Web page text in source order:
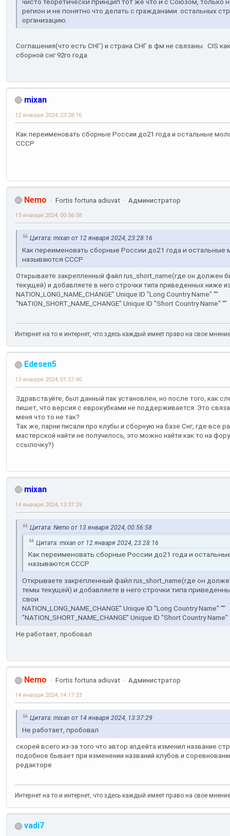
чисто теоретически принцип тот же что и с Союзом, только
регион и не понятно что делать с гражданами остальных
организацию.
Соглашения(что есть СНГ) и страна СНГ в фм не связаны. CIS
сборной снг 92го года.
mixan
12 января 2024, 23:28:16
Как переименовать сборные России до21 года и остальные
СССР
Nemo Fortis fortuna adiuvat Администратор
13 января 2024, 00:56:58
Цитата: mixan от 12 января 2024, 23:28:16
Как переименовать сборные России до21 года и
называются СССР
Открываете закрепленный файл rus_short_name(где он должен
текущей) и добавляете в него строчки типа приведенных ниже
NATION_LONG_NAME_CHANGE" Unique ID "Long Country Name" ""
"NATION_SHORT_NAME_CHANGE" Unique ID "Short Country Name" ""
Интернет на то и интернет, что здесь каждый имеет право на свое
Edesen5
13 января 2024, 01:57:40
Здравствуйте, был данный пак установлен, но после того, как
пишет, что версия с еврокубками не поддерживается. Это
меня что то не так?
Так же, парни писали про клубы и сборную на базе Снг, где все
мастерской найти не получилось, это можно найти как то на
ссылочку?)
mixan
14 января 2024, 13:37:29
Цитата: Nemo от 13 января 2024, 00:56:58
Цитата: mixan от 12 января 2024, 23:28:16
Как переименовать сборные России до21 года и
называются СССР
Открываете закрепленный файл rus_short_name(где он
темы текущей) и добавляете в него строчки типа
свои
NATION_LONG_NAME_CHANGE" Unique ID "Long Country Name" ""
"NATION_SHORT_NAME_CHANGE" Unique ID "Short Country Name"
Не работает, пробовал
Nemo Fortis fortuna adiuvat Администратор
14 января 2024, 14:17:33
Цитата: mixan от 14 января 2024, 13:37:29
Не работает, пробовал
скорей всего из-за того что автор апдейта изменил название
подобное бывает при изменении названий клубов и
редакторе
Интернет на то и интернет, что здесь каждый имеет право на свое
vadi7